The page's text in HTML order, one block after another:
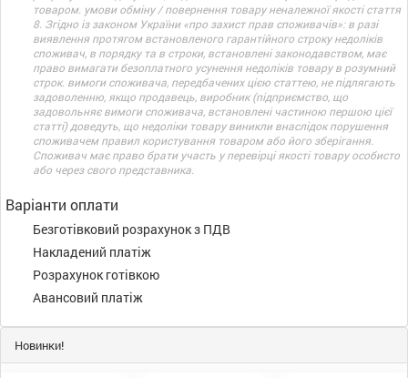
товаром. умови обміну / повернення товару неналежної якості стаття
8. Згідно із законом України «про захист прав споживачів»: в разі
виявлення протягом встановленого гарантійного строку недоліків
споживач, в порядку та в строки, встановлені законодавством, має
право вимагати безоплатного усунення недоліків товару в розумний
строк. вимоги споживача, передбачених цією статтею, не підлягають
задоволенню, якщо продавець, виробник (підприємство, що
задовольняє вимоги споживача, встановлені частиною першою цієї
статті) доведуть, що недоліки товару виникли внаслідок порушення
споживачем правил користування товаром або його зберігання.
Споживач має право брати участь у перевірці якості товару особисто
або через свого представника.
Варіанти оплати
Безготівковий розрахунок з ПДВ
Накладений платіж
Розрахунок готівкою
Авансовий платіж
Новинки!